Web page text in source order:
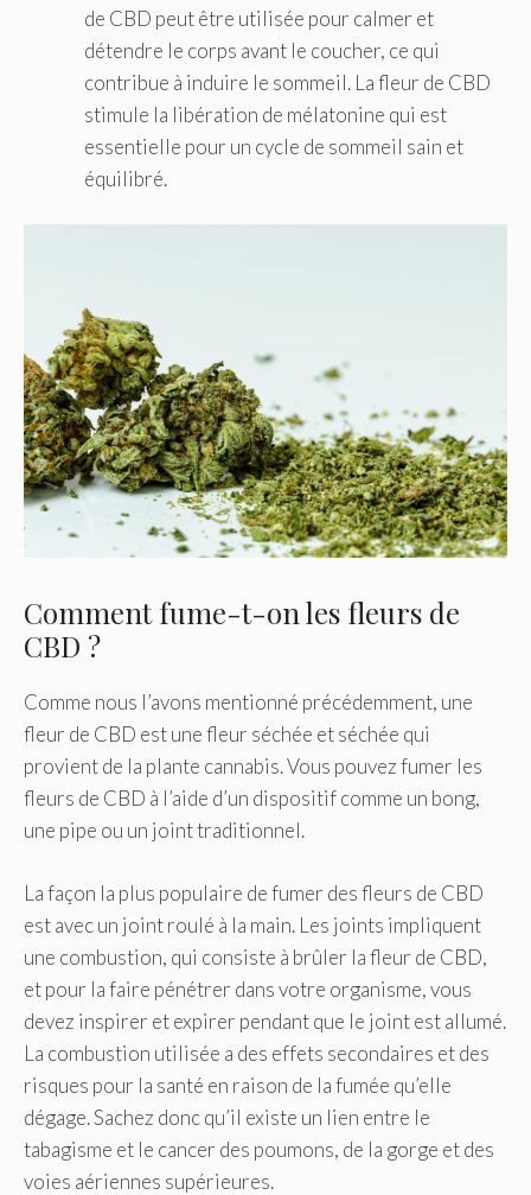
de CBD peut être utilisée pour calmer et
détendre le corps avant le coucher, ce qui
contribue à induire le sommeil. La fleur de CBD
stimule la libération de mélatonine qui est
essentielle pour un cycle de sommeil sain et
équilibré.
Comment fume-t-on les fleurs de
CBD ?
Comme nous l’avons mentionné précédemment, une
fleur de CBD est une fleur séchée et séchée qui
provient de la plante cannabis. Vous pouvez fumer les
fleurs de CBD à l’aide d’un dispositif comme un bong,
une pipe ou un joint traditionnel.
La façon la plus populaire de fumer des fleurs de CBD
est avec un joint roulé à la main. Les joints impliquent
une combustion, qui consiste à brûler la fleur de CBD,
et pour la faire pénétrer dans votre organisme, vous
devez inspirer et expirer pendant que le joint est allumé.
La combustion utilisée a des effets secondaires et des
risques pour la santé en raison de la fumée qu’elle
dégage. Sachez donc qu’il existe un lien entre le
tabagisme et le cancer des poumons, de la gorge et des
voies aériennes supérieures.